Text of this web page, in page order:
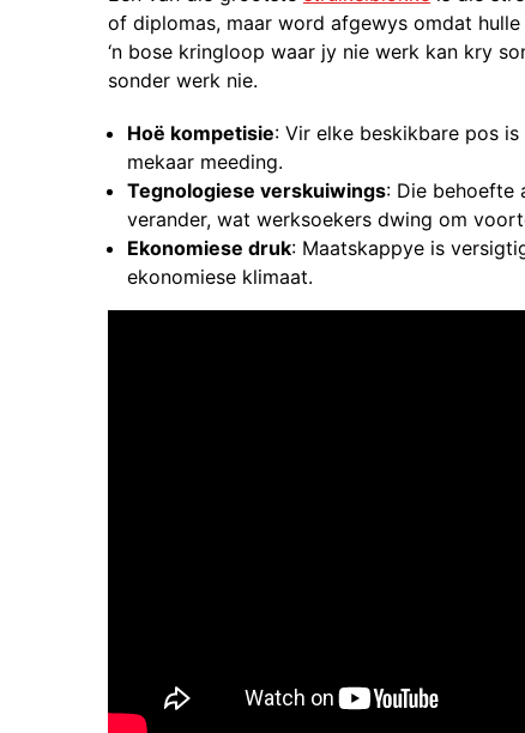
of diplomas, maar word afgewys omdat
‘n bose kringloop waar jy nie werk kan kry
sonder werk nie.
Hoë kompetisie: Vir elke beskikbare pos
mekaar meeding.
Tegnologiese verskuiwings: Die behoefte
verander, wat werksoekers dwing om
Ekonomiese druk: Maatskappye is
ekonomiese klimaat.